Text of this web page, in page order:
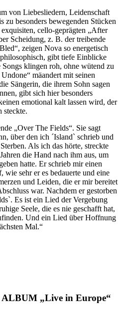
von Liebesliedern, Leidenschaft
zu besonders bewegenden Stücken
cello-geprägten „After
Scheidung, z. B. der treibende
zeigen Nova so energetisch
gibt tiefe Einblicke
klingen roh, ohne wütend zu
mäandert mit seinen
Sängerin, die ihrem Sohn sagen
gibt sich hier besonders
emotional kalt lassen wird, der
steckte.
„Over The Fields“. Sie sagt
über den ich ´Island` schrieb und
Als ich das hörte, streckte
die Hand nach ihm aus, um
hatte. Er schrieb mir einen
sehr er es bedauerte und eine
und Leiden, die er mir bereitet
war. Nachdem er gestorben
Es ist ein Lied der Vergebung
Seele, die es nie geschafft hat,
Und ein Lied über Hoffnung
Mal.“
„Live in Europe“